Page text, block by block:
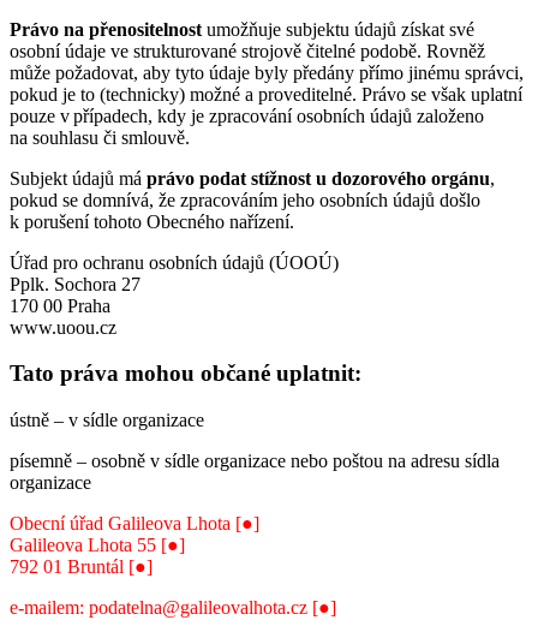
Právo na přenositelnost umožňuje subjektu údajů získat své
osobní údaje ve strukturované strojově čitelné podobě. Rovněž
může požadovat, aby tyto údaje byly předány přímo jinému správci,
pokud je to (technicky) možné a proveditelné. Právo se však uplatní
pouze v případech, kdy je zpracování osobních údajů založeno
na souhlasu či smlouvě.
Subjekt údajů má právo podat stížnost u dozorového orgánu,
pokud se domnívá, že zpracováním jeho osobních údajů došlo
k porušení tohoto Obecného nařízení.
Úřad pro ochranu osobních údajů (ÚOOÚ)
Pplk. Sochora 27
170 00 Praha
www.uoou.cz
Tato práva mohou občané uplatnit:
ústně – v sídle organizace
písemně – osobně v sídle organizace nebo poštou na adresu sídla
organizace
Obecní úřad Galileova Lhota [●]
Galileova Lhota 55 [●]
792 01 Bruntál [●]
e-mailem: podatelna@galileovalhota.cz [●]